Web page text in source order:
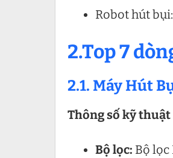
Robot hút
2.Top 7
2.1. Máy Hút
Thông số kỹ thuật
Bộ lọc: Bộ lọc